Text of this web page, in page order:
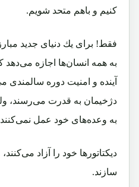
كنيم و باهم متحد شويم.
فقط! برای يك دنيای جديد
به همه انسان‌ها اجازه می‌دهد
آينده و امنيت دوره سالمندی
دژخيمان به قدرت می‌رسند،
به وعده‌های خود عمل نمی‌كنند
ديكتاتورها خود را آزاد
سازند.